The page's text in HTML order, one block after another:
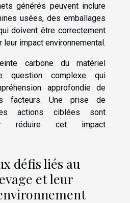
générés peuvent inclure
usées, des emballages
doivent être correctement
impact environnemental.
carbone du matériel
question complexe qui
approfondie de
facteurs. Une prise de
actions ciblées sont
réduire cet impact
défis liés au
et leur